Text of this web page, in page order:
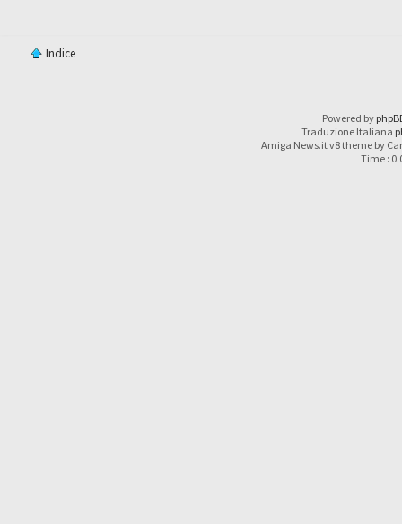
Indice
Powered by
Traduzione Italiana
Amiga News.it v8 theme by
Time :